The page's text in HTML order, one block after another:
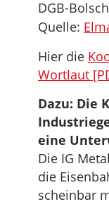
DGB-
Quelle:
Hier die
Wortlaut
Dazu: Die
eine
Die IG
die
scheinbar